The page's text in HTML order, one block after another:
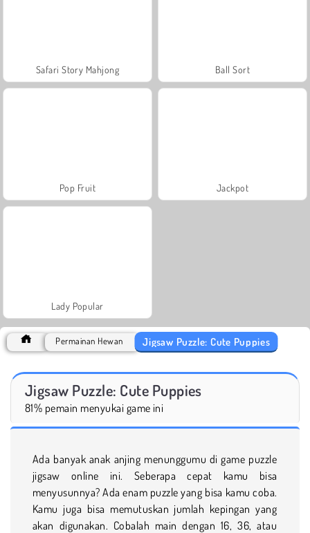
Safari Story Mahjong Ball Sort
Pop Fruit Jackpot
Lady Popular
Permainan Hewan Jigsaw Puzzle: Cute Puppies
Jigsaw Puzzle: Cute Puppies
81% pemain menyukai game ini
Ada banyak anak anjing menunggumu di game puzzle
jigsaw online ini. Seberapa cepat kamu bisa
menyusunnya? Ada enam puzzle yang bisa kamu coba.
Kamu juga bisa memutuskan jumlah kepingan yang
akan digunakan. Cobalah main dengan 16, 36, atau